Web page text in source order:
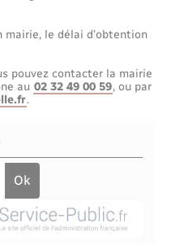
de l’espace
mairie, le délai d’obtention
pouvez contacter la mairie
au 02 32 49 00 59, ou par
.